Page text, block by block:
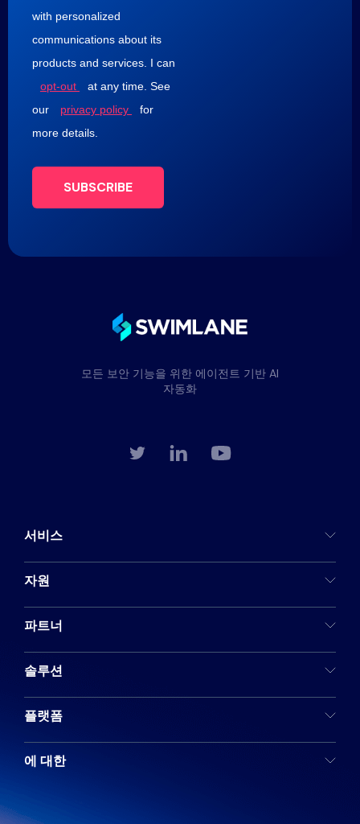
with personalized
communications about its
products and services. I can
opt-out
at any time. See
our
privacy policy
for
more details.
SUBSCRIBE
모든 보안 기능을 위한 에이전트 기반 AI
자동화
서비스
자원
파트너
솔루션
플랫폼
에 대한